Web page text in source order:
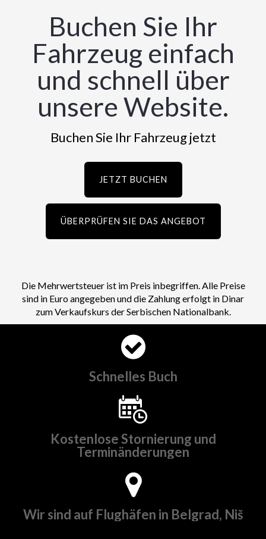
Buchen Sie Ihr
Fahrzeug einfach
und schnell über
unsere Website.
Buchen Sie Ihr Fahrzeug jetzt
JETZT BUCHEN
ÜBERPRÜFEN SIE DAS ANGEBOT
Die Mehrwertsteuer ist im Preis inbegriffen. Alle Preise
sind in Euro angegeben und die Zahlung erfolgt in Dinar
zum Verkaufskurs der Serbischen Nationalbank.
Schnelles Buch
Kostenlose Stornierung und
Terminänderungen
Wir sind auf Flughäfen in Belgrad, Niš